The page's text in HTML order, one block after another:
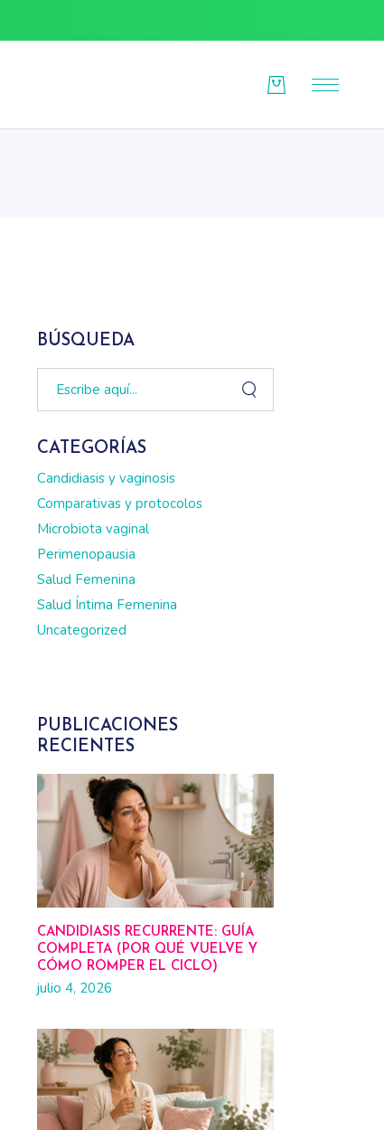
BÚSQUEDA
Search
CATEGORÍAS
Candidiasis y vaginosis
Comparativas y protocolos
Microbiota vaginal
Perimenopausia
Salud Femenina
Salud Íntima Femenina
Uncategorized
PUBLICACIONES
RECIENTES
CANDIDIASIS RECURRENTE: GUÍA
COMPLETA (POR QUÉ VUELVE Y
CÓMO ROMPER EL CICLO)
julio 4, 2026